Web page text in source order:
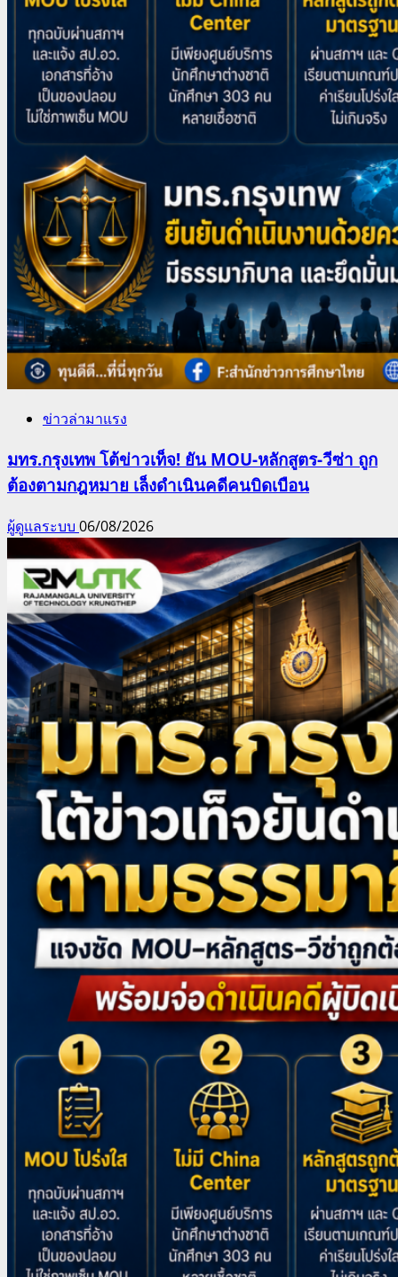
ข่าวล่ามาแรง
มทร.กรุงเทพ โต้ข่าวเท็จ! ยัน MOU-หลักสูตร-วีซ่า ถูก
ต้องตามกฎหมาย เล็งดำเนินคดีคนบิดเบือน
ผู้ดูแลระบบ 06/08/2026